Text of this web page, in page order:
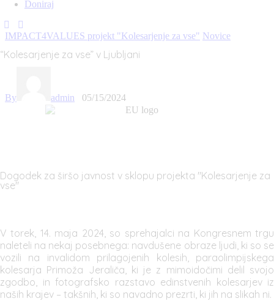
Doniraj
IMPACT4VALUES projekt "Kolesarjenje za vse" Novice
“Kolesarjenje za vse” v Ljubljani
By admin 05/15/2024
Dogodek za širšo javnost v sklopu projekta "Kolesarjenje za
vse"
V torek, 14. maja 2024, so sprehajalci na Kongresnem trgu
naleteli na nekaj posebnega: navdušene obraze ljudi, ki so se
vozili na invalidom prilagojenih kolesih, paraolimpijskega
kolesarja Primoža Jeraliča, ki je z mimoidočimi delil svojo
zgodbo, in fotografsko razstavo edinstvenih kolesarjev iz
naših krajev – takšnih, ki so navadno prezrti, ki jih na slikah ni.